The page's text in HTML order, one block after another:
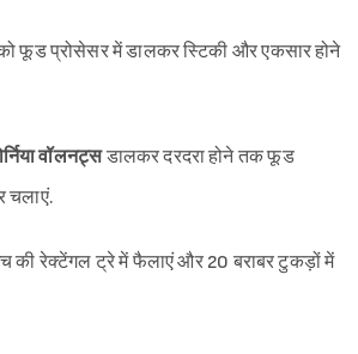
को फूड प्रोसेसर में डालकर स्टिकी और एकसार होने
वॉलनट्सडालकर दरदरा होने तक फूड
चलाएं.
की रेक्टेंगल ट्रे में फैलाएं और 20 बराबर टुकड़ों में